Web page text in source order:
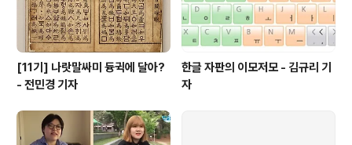
[11기] 나랏말싸미 듕귁에 달아?
- 전민경 기자
한글 자판의 이모저모 - 김규리 기
자